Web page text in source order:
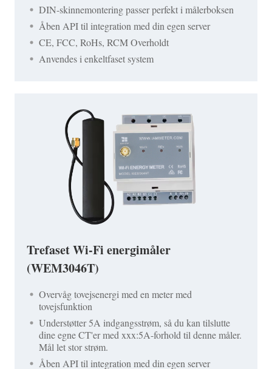
DIN-skinnemontering passer perfekt i målerboksen
Åben API til integration med din egen server
CE, FCC, RoHs, RCM Overholdt
Anvendes i enkeltfaset system
Trefaset Wi-Fi energimåler
(WEM3046T)
Overvåg tovejsenergi med en meter med
tovejsfunktion
Understøtter 5A indgangsstrøm, så du kan tilslutte
dine egne CT'er med xxx:5A-forhold til denne måler.
Mål let stor strøm.
Åben API til integration med din egen server